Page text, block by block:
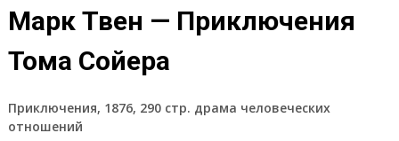
Марк Твен — Приключения
Тома Сойера
Приключения, 1876, 290 стр. драма человеческих
отношений